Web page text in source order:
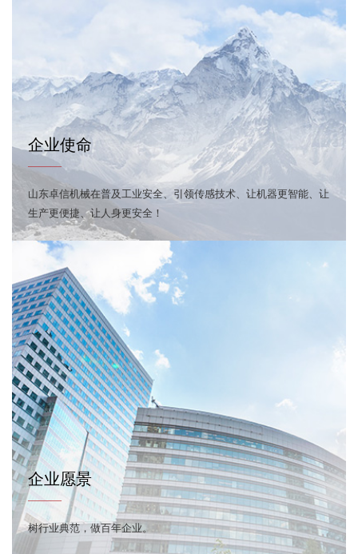
企业使命
———
山东卓信机械在普及工业安全、引领传感技术、让机器更智能、让
生产更便捷、让人身更安全！
企业愿景
———
树行业典范，做百年企业。